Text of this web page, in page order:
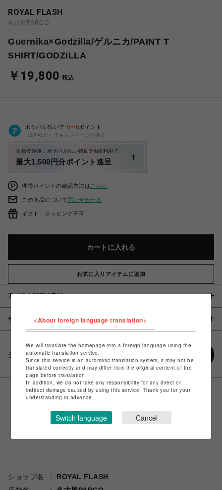
ROYAL FLASH
名古屋PARCO
Guernika×Godzilla/ゲルニカ/PAINT T
SHIRT/GODZILLA
￥19,800 税込
ポケパル払いで 0〜0ポイント
（1P=1円）※キャンペーン分除く
会員登録後、ポケパル払い初回登録&利用で
最大1,500円分ポイント進呈
獲得ポイントの確認方法は こちら
この商品について問い合わせる
ギフト：ラッピング不可
カートに入れる
お気に入りアイテムに追加
アイテム説明 / 素材
サイズ
シェアする
ショップ名
ROYAL FLASH
<About foreign language translation>
We will translate the homepage into a foreign language using the
automatic translation service.
Since this service is an automatic translation system, it may not be
translated correctly and may differ from the original content of the
page before translation.
In addition, we do not take any responsibility for any direct or
indirect damage caused by using this service. Thank you for your
understanding in advance.
Switch language Cancel